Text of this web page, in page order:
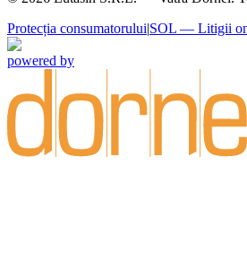
Protecția consumatorului|SOL — Litigii
powered by